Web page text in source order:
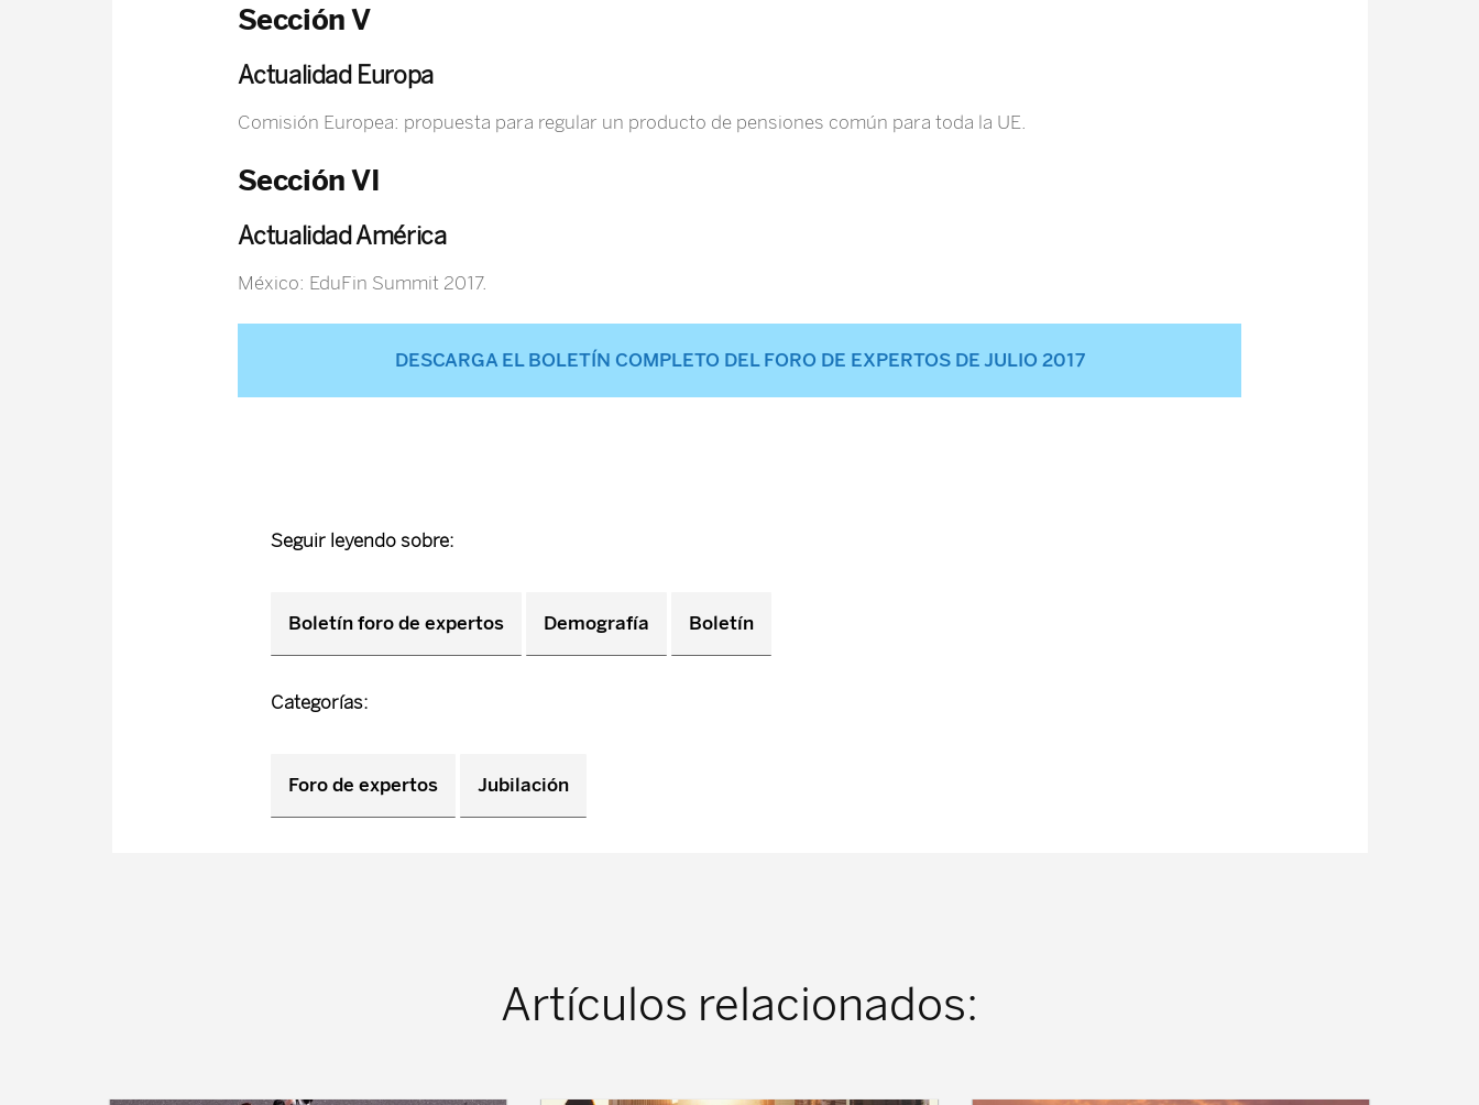
Sección V
Actualidad Europa
Comisión Europea: propuesta para regular un producto de pensiones común para toda la UE.
Sección VI
Actualidad América
México: EduFin Summit 2017.
DESCARGA EL BOLETÍN COMPLETO DEL FORO DE EXPERTOS DE JULIO 2017
Seguir leyendo sobre:
Boletín foro de expertos Demografía Boletín
Categorías:
Foro de expertos Jubilación
Artículos relacionados: